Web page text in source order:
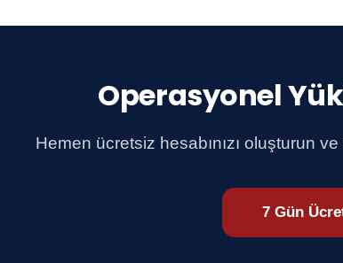
Operasyonel
Hemen ücretsiz hesabınızı oluşturun
7 Gün